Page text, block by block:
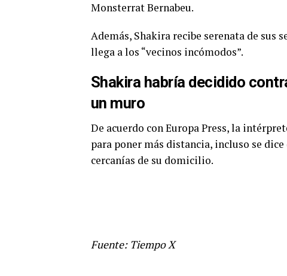
Monsterrat Bernabeu.
Además, Shakira recibe serenata de sus
llega a los “vecinos incómodos”.
Shakira habría decidido
un muro
De acuerdo con Europa Press, la
para poner más distancia, incluso se
cercanías de su domicilio.
Fuente: Tiempo X